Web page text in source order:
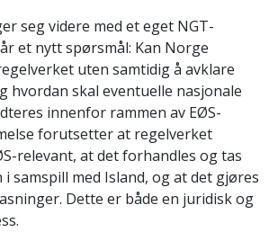
seg videre med et eget NGT-
et nytt spørsmål: Kan Norge
uten samtidig å avklare
hvordan skal eventuelle nasjonale
innenfor rammen av EØS-
forutsetter at regelverket
relevant, at det forhandles og tas
i samspill med Island, og at det gjøres
Dette er både en juridisk og